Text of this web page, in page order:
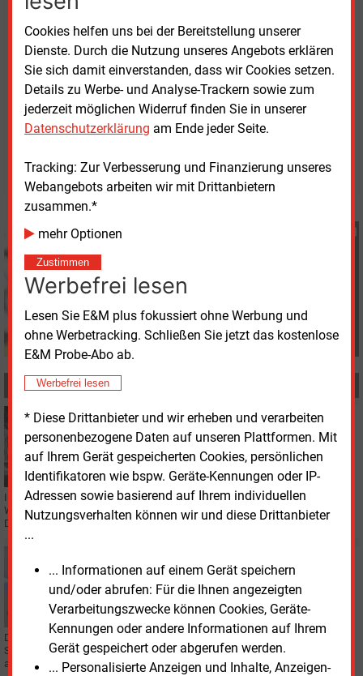
Cookies helfen uns bei der Bereitstellung unserer
Dienste. Durch die Nutzung unseres Angebots erklären
Sie sich damit einverstanden, dass wir Cookies setzen.
Details zu Werbe- und Analyse-Trackern sowie zum
jederzeit möglichen Widerruf finden Sie in unserer
Datenschutzerklärung am Ende jeder Seite.
Tracking: Zur Verbesserung und Finanzierung unseres
Webangebots arbeiten wir mit Drittanbietern
zusammen.*
mehr Optionen
Zustimmen
Werbefrei lesen
Lesen Sie E&M plus fokussiert ohne Werbung und
ohne Werbetracking. Schließen Sie jetzt das kostenlose
E&M Probe-Abo ab.
Werbefrei lesen
* Diese Drittanbieter und wir erheben und verarbeiten
personenbezogene Daten auf unseren Plattformen. Mit
auf Ihrem Gerät gespeicherten Cookies, persönlichen
Identifikatoren wie bspw. Geräte-Kennungen oder IP-
Adressen sowie basierend auf Ihrem individuellen
Nutzungsverhalten können wir und diese Drittanbieter
...
... Informationen auf einem Gerät speichern
und/oder abrufen: Für die Ihnen angezeigten
Verarbeitungszwecke können Cookies, Geräte-
Kennungen oder andere Informationen auf Ihrem
Gerät gespeichert oder abgerufen werden.
... Personalisierte Anzeigen und Inhalte, Anzeigen-
Brennstoffzellen-Technologie mit Wasserstoff. Das
Netz der Stromtankstellen soll sukzessive erweitert
werden.
Dienstag, 18.06.2024, 14:11 Uhr
© 2026 Energie & Management GmbH
Dienstag, 17.06.2025, 13:20
BILANZ
WSW steigern Gewinn auf 25 Millionen Euro
Inmitten einer Klagewelle gegen ihre Fernwärme-Tarife meldet die WSW
Wuppertaler Stadtwerke GmbH für 2024 einen Gewinn von 25 Millionen Euro.
Das ist eine Steigerung um rund 23 Prozent.
F&E
Neues Verfahren bei undichten Gasleitungen
Drei Mitarbeiter der Wuppertaler Stadtwerke haben eine Lösung für die
Suche nach undichten Gasleitungen entwickelt – und zum Patent
angemeldet.